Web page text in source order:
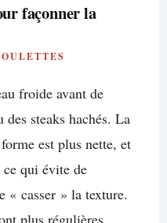
façonner la
froide avant de
steaks hachés. La
est plus nette, et
qui évite de
« casser » la texture.